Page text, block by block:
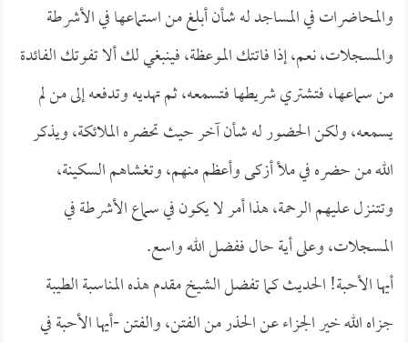
والمحاضرات في المساجد له شأن أبلغ من استماعها في الأشرطة
والمسجلات، نعم، إذا فاتتك الموعظة، فينبغي لك ألا تفوتك الفائدة
من سماعها، فتشتري شريطها فتسمعه، ثم تهديه وتدفعه إلى من لم
يسمعه، ولكن الحضور له شأن آخر حيث تحضره الملائكة، ويذكر
الله من حضره في ملأ أزكى وأعظم منهم، وتغشاهم السكينة،
وتتنـزل عليهم الرحمة، هذا أمر لا يكون في سماع الأشرطة في
المسجلات، وعلى أية حال ففضل الله واسع.
أيها الأحبة! الحديث كما تفضل الشيخ مقدم هذه المناسبة الطيبة
جزاه الله خير الجزاء عن الحذر من الفتن، والفتن -أيها الأحبة في